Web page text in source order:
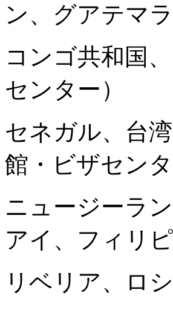
ン、グアテマラ
コンゴ共和国
センター）
セネガル、台
館・ビザセンタ
ニュージーラ
アイ、フィリピ
リベリア、ロ